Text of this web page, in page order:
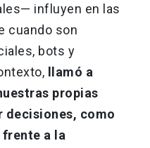
influyen en las
cuando son
bots y
llamó a
propias
decisiones, como
a la